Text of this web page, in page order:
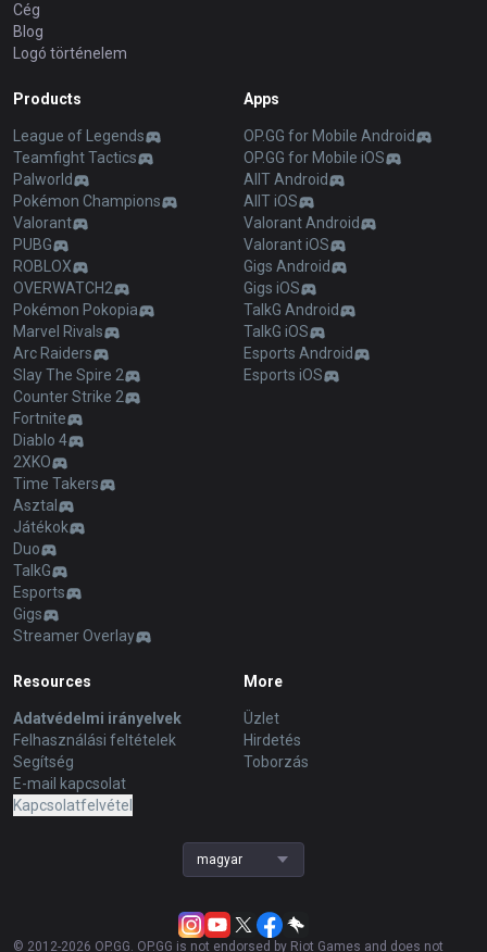
Cég
Blog
Logó történelem
Products
League of Legends
Teamfight Tactics
Palworld
Pokémon Champions
Valorant
PUBG
ROBLOX
OVERWATCH2
Pokémon Pokopia
Marvel Rivals
Arc Raiders
Slay The Spire 2
Counter Strike 2
Fortnite
Diablo 4
2XKO
Time Takers
Asztal
Játékok
Duo
TalkG
Esports
Gigs
Streamer Overlay
Apps
OP.GG for Mobile Android
OP.GG for Mobile iOS
AllT Android
AllT iOS
Valorant Android
Valorant iOS
Gigs Android
Gigs iOS
TalkG Android
TalkG iOS
Esports Android
Esports iOS
Resources
Adatvédelmi irányelvek
Felhasználási feltételek
Segítség
E-mail kapcsolat
Kapcsolatfelvétel
More
Üzlet
Hirdetés
Toborzás
magyar
© 2012-2026 OP.GG. OP.GG is not endorsed by Riot Games and does not